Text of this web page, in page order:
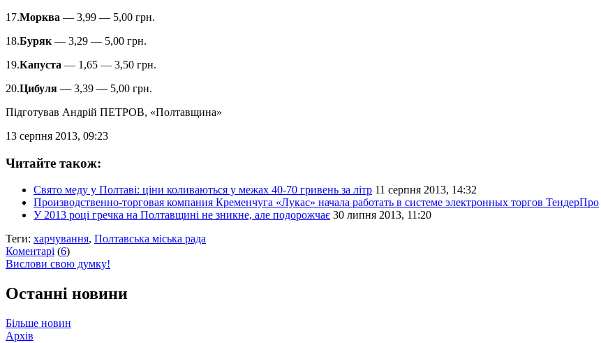
17.Морква — 3,99 — 5,00 грн.
18.Буряк — 3,29 — 5,00 грн.
19.Капуста — 1,65 — 3,50 грн.
20.Цибуля — 3,39 — 5,00 грн.
Підготував Андрій ПЕТРОВ, «Полтавщина»
13 серпня 2013, 09:23
Читайте також:
Свято меду у Полтаві: ціни коливаються у межах 40-70 гривень за літр 11 серпня 2013, 14:32
Производственно-торговая компания Кременчуга «Лукас» начала работать в системе электронных торгов ТендерПро
У 2013 році гречка на Полтавщині не зникне, але подорожчає 30 липня 2013, 11:20
Теги: харчування, Полтавська міська рада
Коментарі (6)
Вислови свою думку!
Останні новини
Більше новин
Архів